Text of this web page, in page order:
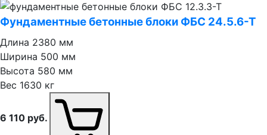
Фундаментные бетонные блоки ФБС 24.5.6⁠-⁠Т
Длина 2380 мм
Ширина 500 мм
Высота 580 мм
Вес 1630 кг
6 110 руб.